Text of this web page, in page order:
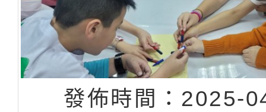
發佈時間：2025-